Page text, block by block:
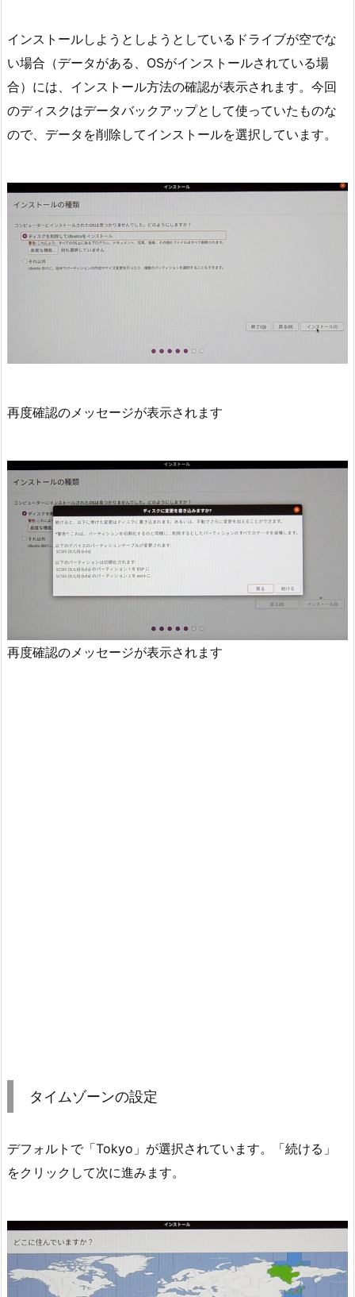
インストールしようとしようとしているドライブが空でな
い場合（データがある、OSがインストールされている場
合）には、インストール方法の確認が表示されます。今回
のディスクはデータバックアップとして使っていたものな
ので、データを削除してインストールを選択しています。
再度確認のメッセージが表示されます
再度確認のメッセージが表示されます
タイムゾーンの設定
デフォルトで「Tokyo」が選択されています。「続ける」
をクリックして次に進みます。